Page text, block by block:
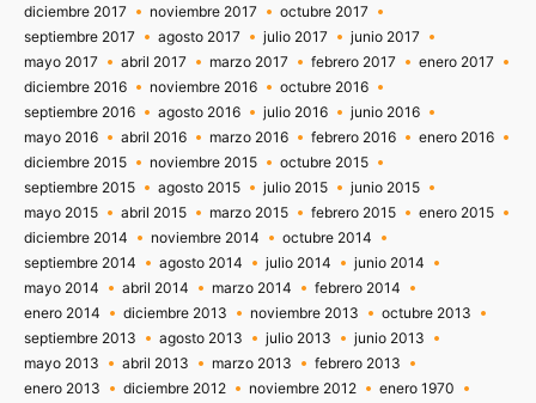
diciembre 2017
noviembre 2017
octubre 2017
septiembre 2017
agosto 2017 julio 2017
junio 2017
mayo 2017
abril 2017 marzo 2017 febrero 2017
enero 2017
diciembre 2016
noviembre 2016
octubre 2016
septiembre 2016
agosto 2016 julio 2016
junio 2016
mayo 2016
abril 2016 marzo 2016 febrero 2016
enero 2016
diciembre 2015
noviembre 2015
octubre 2015
septiembre 2015
agosto 2015 julio 2015
junio 2015
mayo 2015
abril 2015 marzo 2015 febrero 2015
enero 2015
diciembre 2014
noviembre 2014
octubre 2014
septiembre 2014
agosto 2014 julio 2014
junio 2014
mayo 2014
abril 2014 marzo 2014
febrero 2014
enero 2014
diciembre 2013 noviembre 2013
octubre 2013
septiembre 2013
agosto 2013 julio 2013
junio 2013
mayo 2013
abril 2013 marzo 2013
febrero 2013
enero 2013
diciembre 2012 noviembre 2012 enero 1970